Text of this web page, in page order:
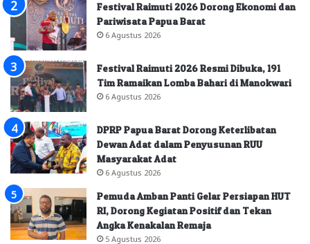
Festival Raimuti 2026 Dorong Ekonomi dan
Pariwisata Papua Barat
6 Agustus 2026
Festival Raimuti 2026 Resmi Dibuka, 191
Tim Ramaikan Lomba Bahari di Manokwari
6 Agustus 2026
DPRP Papua Barat Dorong Keterlibatan
Dewan Adat dalam Penyusunan RUU
Masyarakat Adat
6 Agustus 2026
Pemuda Amban Panti Gelar Persiapan HUT
RI, Dorong Kegiatan Positif dan Tekan
Angka Kenakalan Remaja
5 Agustus 2026